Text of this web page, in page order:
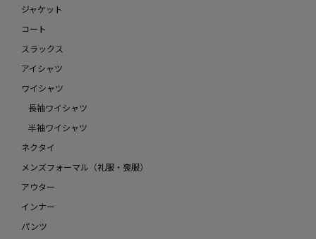
ジャケット
コート
スラックス
アイシャツ
ワイシャツ
長袖ワイシャツ
半袖ワイシャツ
ネクタイ
メンズフォーマル（礼服・喪服）
アウター
インナー
パンツ